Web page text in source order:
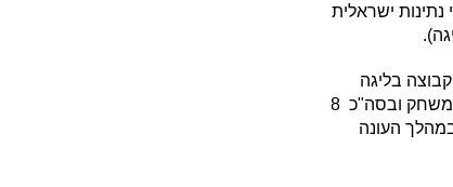
ישראלית
אלה, קבוצה בליגה
תוכל לרשום עד 5 זרים בטופס המשחק ובסה"כ 8
העונה